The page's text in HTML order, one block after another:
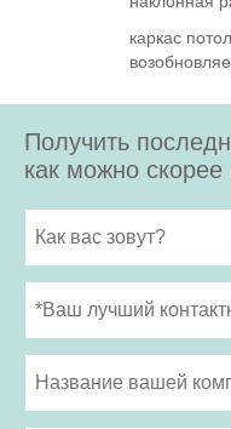
каркас
Получить
как можно скорее